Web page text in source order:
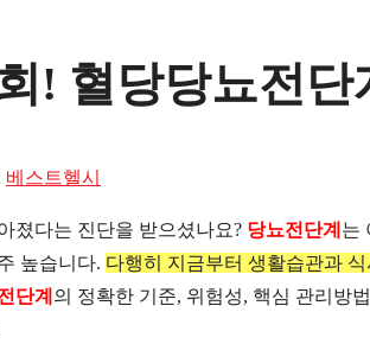
! 혈당당뇨전
베스트헬시
졌다는 진단을 받으셨나요? 당뇨전단계 는
높습니다. 다행히 지금부터 생활습관과
단계 의 정확한 기준, 위험성, 핵심 관리방